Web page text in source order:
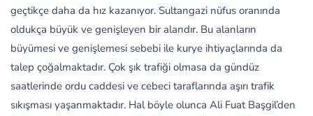
geçtikçe daha da hız kazanıyor. Sultangazi nüfus oranında
oldukça büyük ve genişleyen bir alandır. Bu alanların
büyümesi ve genişlemesi sebebi ile kurye ihtiyaçlarında da
talep çoğalmaktadır. Çok şık trafiği olmasa da gündüz
saatlerinde ordu caddesi ve cebeci taraflarında aşırı trafik
sıkışması yaşanmaktadır. Hal böyle olunca Ali Fuat Başgil’den